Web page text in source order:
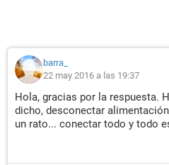
barra_
22 may 2016 a las 19:37
Hola, gracias por la respuesta.
dicho, desconectar
un rato... conectar todo y todo